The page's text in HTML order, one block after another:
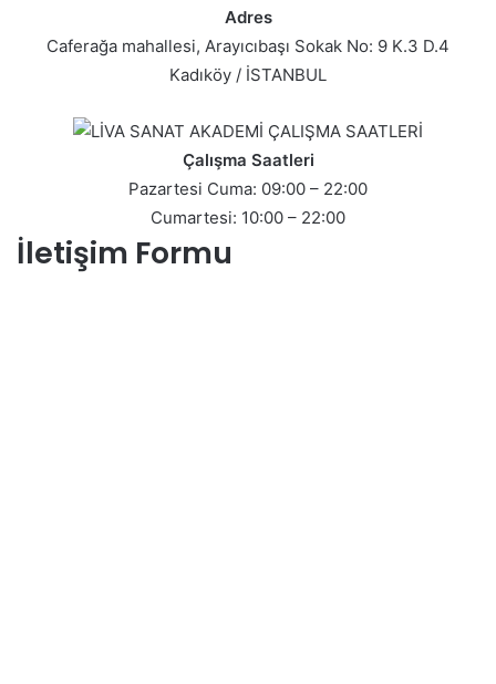
Adres
Caferağa mahallesi, Arayıcıbaşı Sokak No: 9 K.3 D.4
Kadıköy / İSTANBUL
Çalışma Saatleri
Pazartesi Cuma: 09:00 – 22:00
Cumartesi: 10:00 – 22:00
İletişim Formu